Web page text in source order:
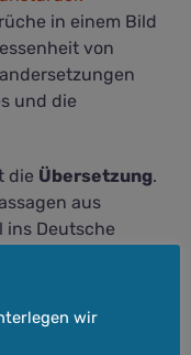
in einem Bild
von
und die
die Übersetzung.
aus
ins Deutsche
Neuland
wir